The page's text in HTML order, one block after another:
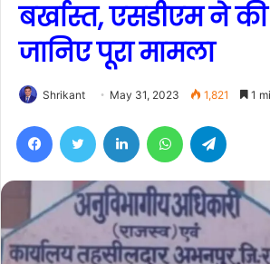
बर्खास्त, एसडीएम ने की
जानिए पूरा मामला
Shrikant May 31, 2023 1,821 1